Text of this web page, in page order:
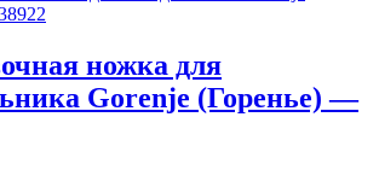
ножка для
Gorenje (Горенье) —